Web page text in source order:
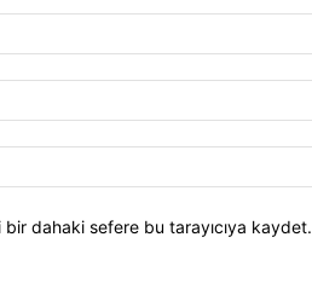
dahaki sefere bu tarayıcıya kaydet.